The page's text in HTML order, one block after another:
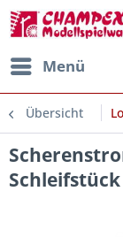
Menü
Übersicht
Schleifstück